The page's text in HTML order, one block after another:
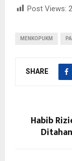
Post Views:
MENKOPUKM
SHARE
Habib